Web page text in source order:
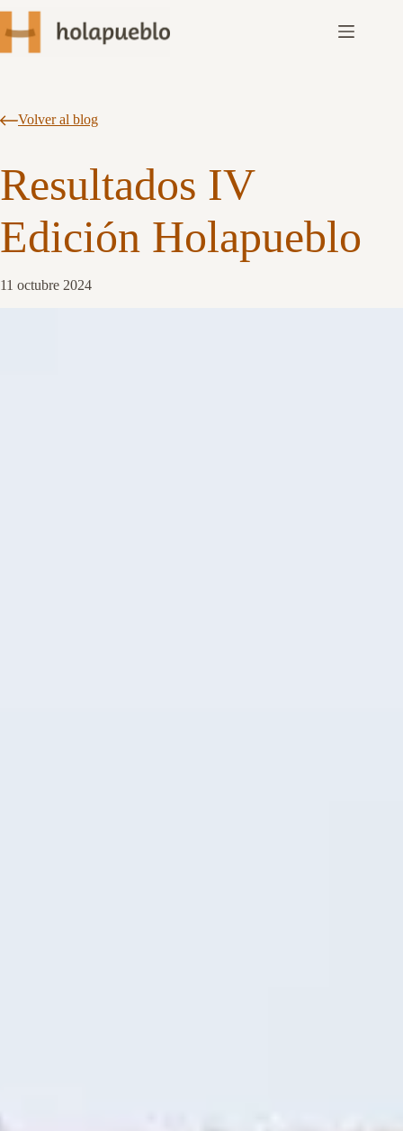
Volver al blog
Resultados IV
Edición Holapueblo
11 octubre 2024